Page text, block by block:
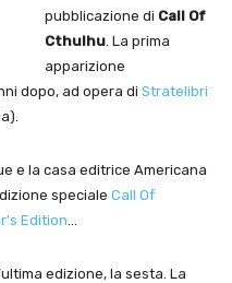
pubblicazione di Call Of
Cthulhu . La prima
apparizione
dopo, ad opera di Stratelibri
e la casa editrice Americana
speciale Call Of
Edition
edizione, la sesta. La